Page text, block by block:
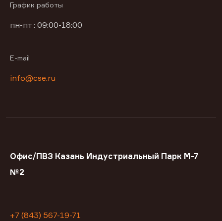
График работы
пн-пт : 09:00-18:00
E-mail
info@cse.ru
Офис/ПВЗ Казань Индустриальный Парк М-7
№2
+7 (843) 567-19-71